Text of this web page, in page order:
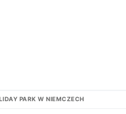
PARK W NIEMCZECH